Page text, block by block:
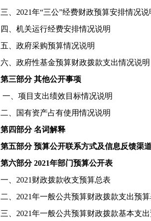
三、 2021年“三公”经费财政预算安排情况说
四、机关运行经费安排情况说明
五、政府采购预算情况说明
六、政府性基金预算财政拨款支出情况说明
第三部分 其他公开事项
一、 项目支出绩效目标情况说明
二、国有资产占有使用情况说明
第四部分 名词解释
第五部分 预算公开联系方式及信息反馈渠
第六部分2021年部门预算公开表
一、 2021 财政拨款收支预算总表
二、 2021年一般公共预算财政拨款支出预算
三、 2021年一般公共预算财政拨款基本支